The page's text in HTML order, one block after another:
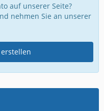
auf unserer Seite?
nehmen Sie an unserer